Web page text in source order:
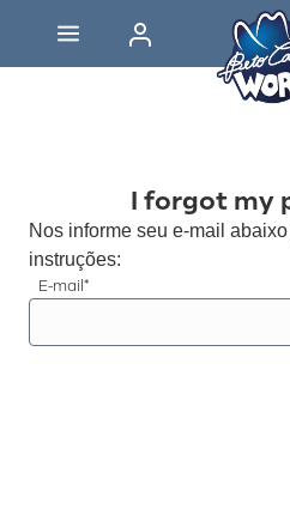
I forgot my
Nos informe seu e-mail
instruções:
E-mail*